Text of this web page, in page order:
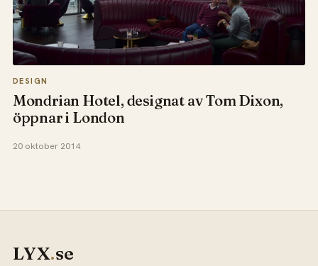
DESIGN
Mondrian Hotel, designat av Tom Dixon,
öppnar i London
20 oktober 2014
LYX.se